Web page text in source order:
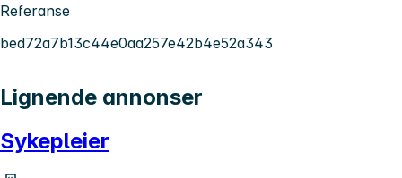
Referanse
bed72a7b13c44e0aa257e42b4e52a343
Lignende annonser
Sykepleier